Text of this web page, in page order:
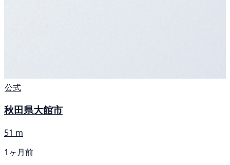
公式
秋田県大館市
51 m
1ヶ月前